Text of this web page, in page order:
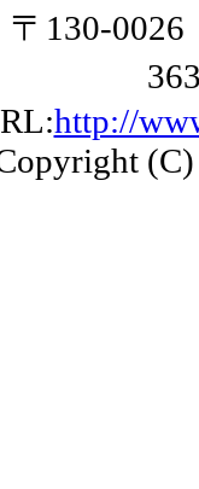
〒130-
http://